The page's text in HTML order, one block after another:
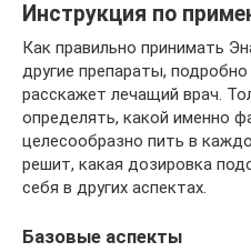
Инструкция по
Как правильно принимать
другие препараты,
расскажет лечащий врач.
определять, какой именно
целесообразно пить в
решит, какая дозировка
себя в других аспектах.
Базовые аспекты